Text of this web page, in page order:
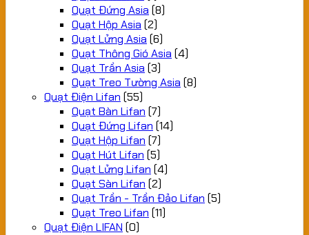
Quạt Đứng Asia (8)
Quạt Hộp Asia (2)
Quạt Lửng Asia (6)
Quạt Thông Gió Asia (4)
Quạt Trần Asia (3)
Quạt Treo Tường Asia (8)
Quạt Điện Lifan (55)
Quạt Bàn Lifan (7)
Quạt Đứng Lifan (14)
Quạt Hộp Lifan (7)
Quạt Hút Lifan (5)
Quạt Lửng Lifan (4)
Quạt Sàn Lifan (2)
Quạt Trần - Trần Đảo Lifan (5)
Quạt Treo Lifan (11)
Quạt Điện LIFAN (0)